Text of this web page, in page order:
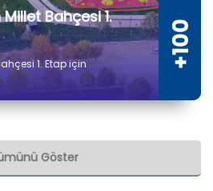
Bahçesi 1.
1. Etap için
Göster